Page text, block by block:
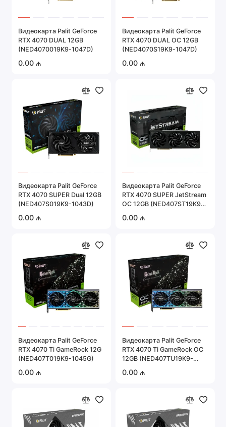
Видеокарта Palit GeForce
RTX 4070 DUAL 12GB
(NED4070019K9-1047D)
0.00 ₼
Видеокарта Palit GeForce
RTX 4070 DUAL OC 12GB
(NED4070S19K9-1047D)
0.00 ₼
Видеокарта Palit GeForce
RTX 4070 SUPER Dual 12GB
(NED407S019K9-1043D)
0.00 ₼
Видеокарта Palit GeForce
RTX 4070 SUPER JetStream
OC 12GB (NED407ST19K9-
0.00 ₼
Видеокарта Palit GeForce
RTX 4070 Ti GameRock 12G
(NED407T019K9-1045G)
0.00 ₼
Видеокарта Palit GeForce
RTX 4070 Ti GameRock OC
12GB (NED407TU19K9-
0.00 ₼